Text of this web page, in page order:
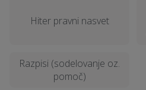
Hiter pravni nasvet
Razpisi (sodelovanje oz.
pomoč)